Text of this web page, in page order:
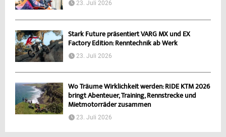
23. Juli 2026
Stark Future präsentiert VARG MX und EX
Factory Edition: Renntechnik ab Werk
23. Juli 2026
Wo Träume Wirklichkeit werden: RIDE KTM 2026
bringt Abenteuer, Training, Rennstrecke und
Mietmotorräder zusammen
23. Juli 2026